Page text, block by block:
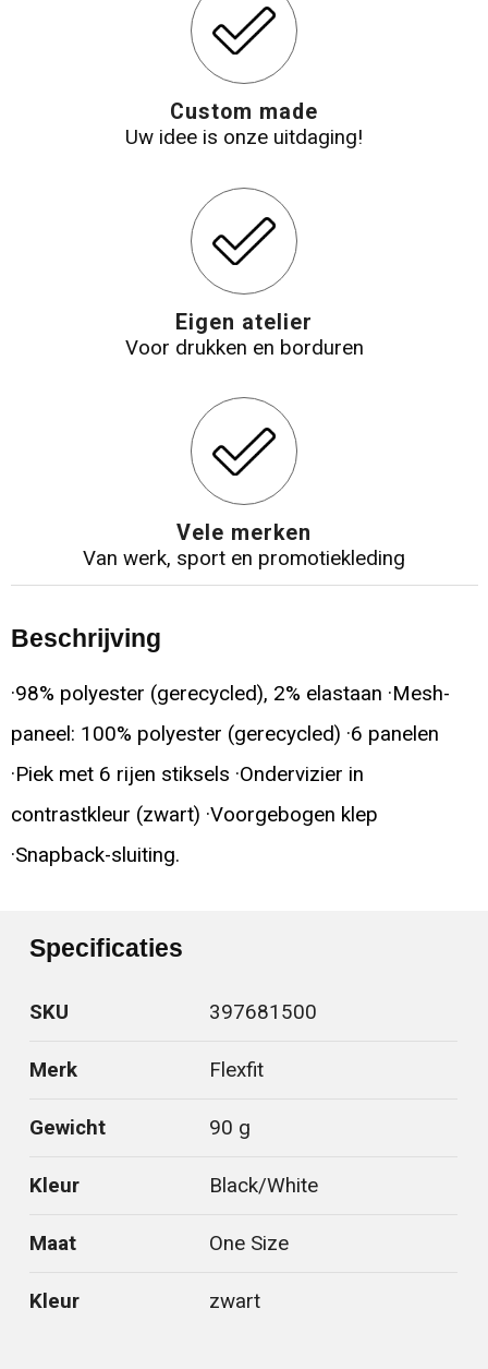
Katoenen draagtassen
Koffers en Trolleys
Custom made
Uw idee is onze uitdaging!
Eigen atelier
Voor drukken en borduren
Vele merken
Van werk, sport en promotiekleding
Beschrijving
·98% polyester (gerecycled), 2% elastaan ·Mesh-
paneel: 100% polyester (gerecycled) ·6 panelen
·Piek met 6 rijen stiksels ·Ondervizier in
contrastkleur (zwart) ·Voorgebogen klep
·Snapback-sluiting.
Specificaties
SKU 397681500
Merk Flexfit
Gewicht 90 g
Kleur Black/White
Maat One Size
Kleur zwart